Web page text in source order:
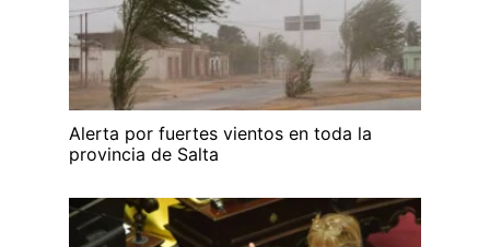
Alerta por fuertes vientos en toda la
provincia de Salta